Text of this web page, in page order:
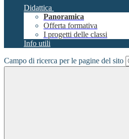
Didattica
Panoramica
Offerta formativa
I progetti delle classi
Info utili
Campo di ricerca per le pagine del sito